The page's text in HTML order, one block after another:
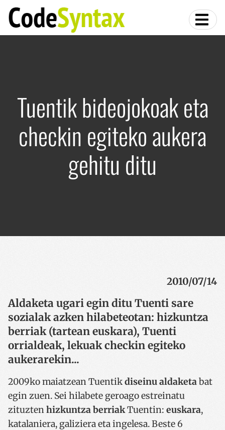
Tuentik bideojokoak eta
checkin egiteko aukera
gehitu ditu
2010/07/14
Aldaketa ugari egin ditu Tuenti sare
sozialak azken hilabeteotan: hizkuntza
berriak (tartean euskara), Tuenti
orrialdeak, lekuak checkin egiteko
aukerarekin...
2009ko maiatzean Tuentikdiseinu aldaketabat
egin zuen. Sei hilabete geroago estreinatu
zituztenhizkuntza berriakTuentin: euskara,
katalaniera, galiziera eta ingelesa. Beste 6